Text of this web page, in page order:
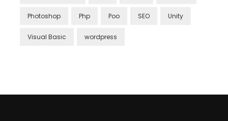
Photoshop Php Poo SEO Unity
Visual Basic wordpress